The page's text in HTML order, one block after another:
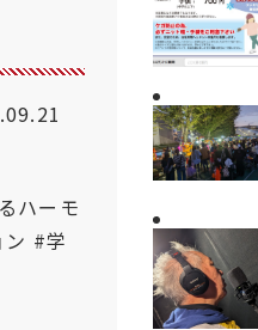
ハーモ
#学